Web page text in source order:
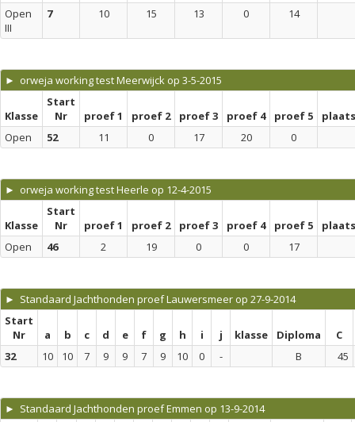
Open
III
7 10 15 13 0 14
► orweja working test Meerwijck op 3-5-2015
Klasse
Start
Nr
proef 1 proef 2 proef 3 proef 4 proef 5
Open
52 11 0 17 20 0
► orweja working test Heerle op 12-4-2015
Klasse
Start
Nr
proef 1 proef 2 proef 3 proef 4 proef 5
Open
46 2 19 0 0 17
► Standaard Jachthonden proef Lauwersmeer op 27-9-2014
Start
Nr
a b c d e f g h i j klasse Diploma
C
32
10 10 7 9 9 7 9 10 0 - B 45
► Standaard Jachthonden proef Emmen op 13-9-2014